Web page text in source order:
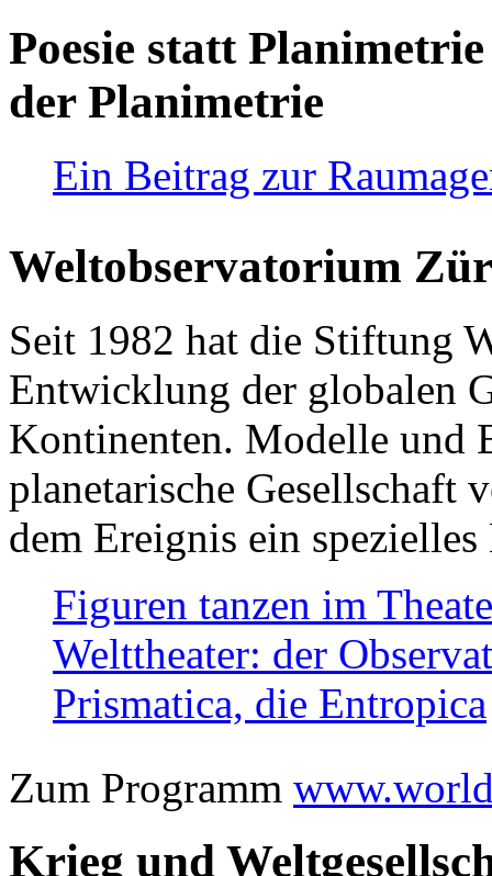
Poesie statt
der Planimetrie
Ein Beitrag zur
Weltobservatorium
Seit 1982 hat die Stiftung
Entwicklung der globalen
Kontinenten. Modelle und
planetarische Gesellschaft
dem Ereignis ein
Figuren tanzen im
Welttheater: der
Prismatica, die Entropica
Zum Programm
Krieg und